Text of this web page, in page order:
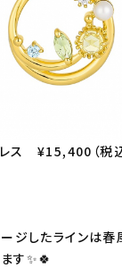
ス ¥15,400（税込
ージしたラインは
す✨🍀